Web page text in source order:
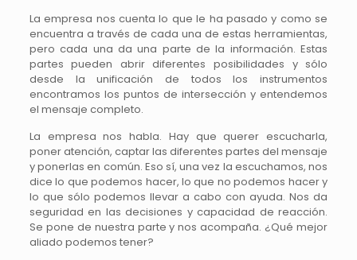
La empresa nos cuenta lo que le ha pasado y como se
encuentra a través de cada una de estas herramientas,
pero cada una da una parte de la información. Estas
partes pueden abrir diferentes posibilidades y sólo
desde la unificación de todos los instrumentos
encontramos los puntos de intersección y entendemos
el mensaje completo.
La empresa nos habla. Hay que querer escucharla,
poner atención, captar las diferentes partes del mensaje
y ponerlas en común. Eso sí, una vez la escuchamos, nos
dice lo que podemos hacer, lo que no podemos hacer y
lo que sólo podemos llevar a cabo con ayuda. Nos da
seguridad en las decisiones y capacidad de reacción.
Se pone de nuestra parte y nos acompaña. ¿Qué mejor
aliado podemos tener?